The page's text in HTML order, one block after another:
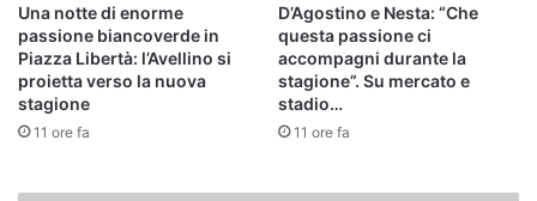
Una notte di enorme
passione biancoverde in
Piazza Libertà: l’Avellino si
proietta verso la nuova
stagione
11 ore fa
D’Agostino e Nesta: “Che
questa passione ci
accompagni durante la
stagione”. Su mercato e
stadio…
11 ore fa